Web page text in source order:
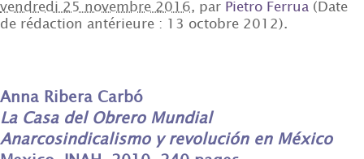
vendredi 25 novembre 2016, par Pietro Ferrua (Date
de rédaction antérieure : 13 octobre 2012).
Anna Ribera Carbó
La Casa del Obrero Mundial
Anarcosindicalismo y revolución en México